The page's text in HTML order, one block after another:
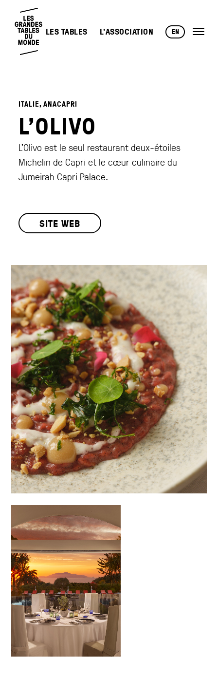
LES TABLES L’ASSOCIATION EN
ITALIE, ANACAPRI
L’OLIVO
L’Olivo est le seul restaurant deux-étoiles
Michelin de Capri et le cœur culinaire du
Jumeirah Capri Palace.
SITE WEB